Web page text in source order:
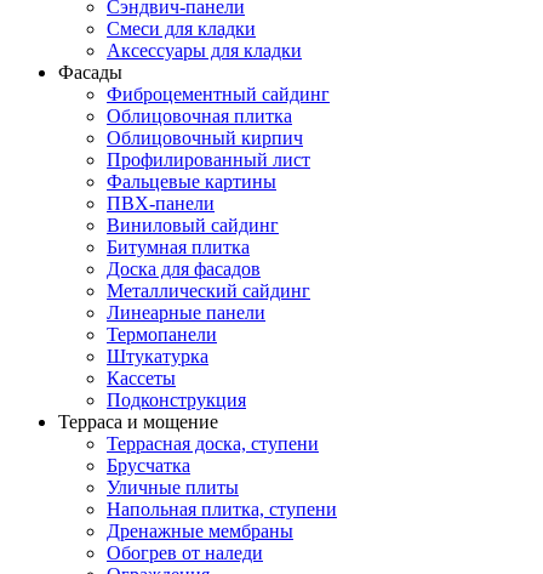
Сэндвич-панели
Смеси для кладки
Аксессуары для кладки
Фасады
Фиброцементный сайдинг
Облицовочная плитка
Облицовочный кирпич
Профилированный лист
Фальцевые картины
ПВХ-панели
Виниловый сайдинг
Битумная плитка
Доска для фасадов
Металлический сайдинг
Линеарные панели
Термопанели
Штукатурка
Кассеты
Подконструкция
Терраса и мощение
Террасная доска, ступени
Брусчатка
Уличные плиты
Напольная плитка, ступени
Дренажные мембраны
Обогрев от наледи